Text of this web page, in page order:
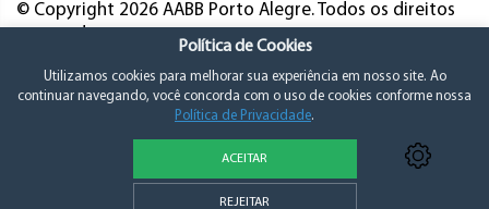
© Copyright 2026 AABB Porto Alegre. Todos os direitos
Política de Cookies
Utilizamos cookies para melhorar sua experiência em nosso site. Ao
continuar navegando, você concorda com o uso de cookies conforme nossa
Política de Privacidade.
ACEITAR
REJEITAR